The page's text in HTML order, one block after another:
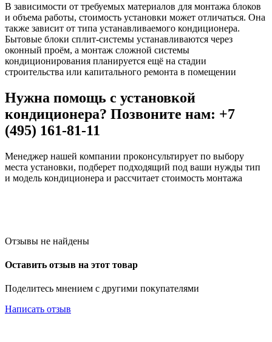
В зависимости от требуемых материалов для монтажа блоков
и объема работы, стоимость установки может отличаться. Она
также зависит от типа устанавливаемого кондиционера.
Бытовые блоки сплит-системы устанавливаются через
оконный проём, а монтаж сложной системы
кондиционирования планируется ещё на стадии
строительства или капитального ремонта в помещении
Нужна помощь с установкой
кондиционера? Позвоните нам: +7
(495) 161-81-11
Менеджер нашей компании проконсультирует по выбору
места установки, подберет подходящий под ваши нужды тип
и модель кондиционера и рассчитает стоимость монтажа
Отзывы не найдены
Оставить отзыв на этот товар
Поделитесь мнением с другими покупателями
Написать отзыв